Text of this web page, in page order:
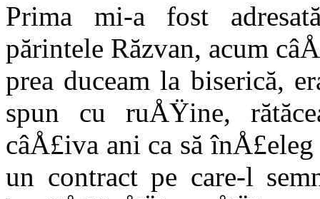
Prima mi-a fost
părintele Răzvan, acum
prea duceam la biserică,
spun cu ruÅŸine,
câÅ£iva ani ca să
un contract pe care-l